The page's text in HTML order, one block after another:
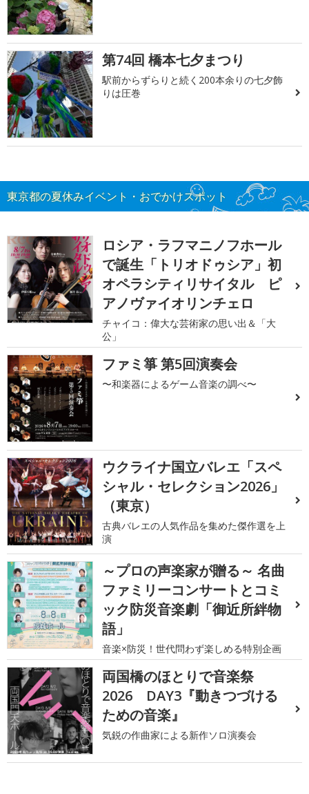
第74回 橋本七夕まつり
駅前からずらりと続く200本余りの七夕飾
りは圧巻
東京都の夏休みイベント・おでかけスポット
ロシア・ラフマニノフホール
で誕生「トリオドゥシア」初
オペラシティリサイタル ピ
アノヴァイオリンチェロ
チャイコ：偉大な芸術家の思い出＆「大
公」
ファミ箏 第5回演奏会
〜和楽器によるゲーム音楽の調べ〜
ウクライナ国立バレエ「スペ
シャル・セレクション2026」
（東京）
古典バレエの人気作品を集めた傑作選を上
演
～プロの声楽家が贈る～ 名曲
ファミリーコンサートとコミ
ック防災音楽劇「御近所絆物
語」
音楽×防災！世代問わず楽しめる特別企画
両国橋のほとりで音楽祭
2026 DAY3『動きつづける
ための音楽』
気鋭の作曲家による新作ソロ演奏会